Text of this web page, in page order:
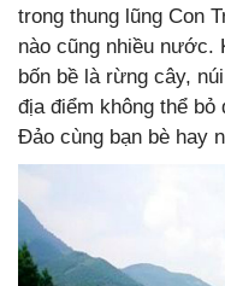
trong thung lũng Con
nào cũng nhiều nước.
bốn bề là rừng cây,
địa điểm không thể bỏ
Đảo cùng bạn bè hay